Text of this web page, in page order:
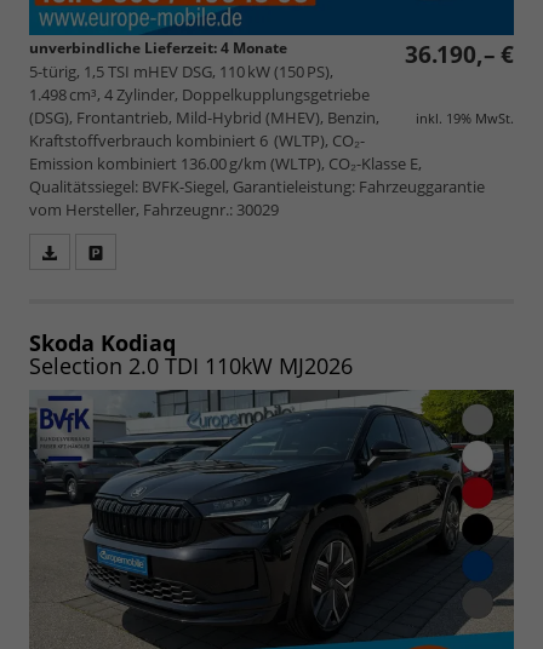
36.190,– €
inkl. 19% MwSt.
unverbindliche Lieferzeit:4 Monate
5-türig, 1,5 TSI mHEV DSG, 110 kW (150 PS),
1.498 cm³, 4 Zylinder, Doppelkupplungsgetriebe
(DSG), Frontantrieb, Mild-Hybrid (MHEV), Benzin,
Kraftstoffverbrauch kombiniert 6 (WLTP), CO₂-
Emission kombiniert 136.00 g/km (WLTP), CO₂-Klasse E,
Qualitätssiegel: BVFK-Siegel, Garantieleistung: Fahrzeuggarantie
vom Hersteller, Fahrzeugnr.: 30029
speichern/drucken
Skoda Kodiaq
Selection 2.0 TDI 110kW MJ2026